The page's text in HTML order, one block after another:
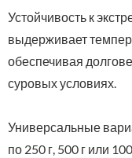
Устойчивость к
выдерживает
обеспечивая
суровых условиях.
Универсальные
по 250 г, 500 г или